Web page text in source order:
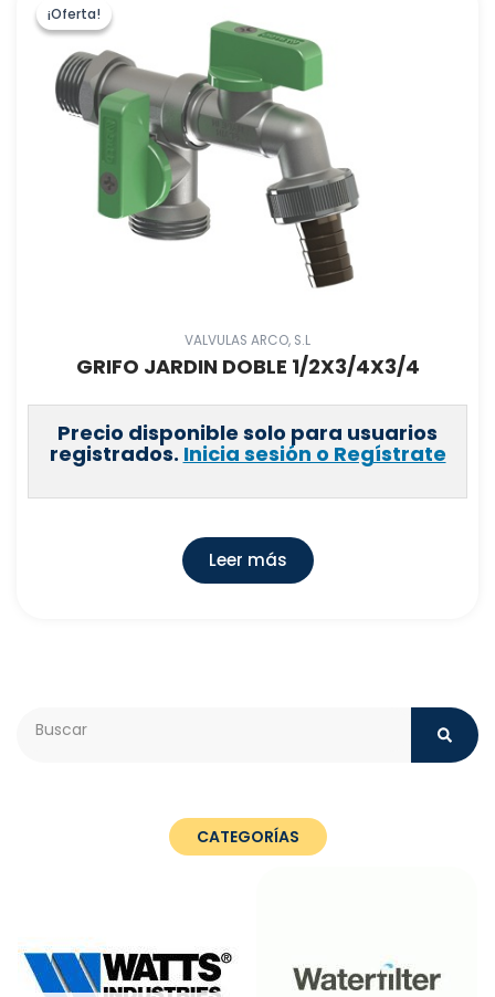
¡Oferta!
¡Oferta!
VALVULAS ARCO, S.L
GRIFO JARDIN DOBLE 1/2X3/4X3/4
Precio disponible solo para usuarios
registrados. Inicia sesión o Regístrate
Leer más
CATEGORÍAS